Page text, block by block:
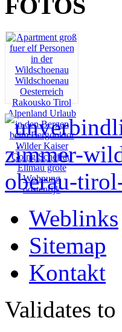
FOTOS
Weblinks
Sitemap
Kontakt
Validates to